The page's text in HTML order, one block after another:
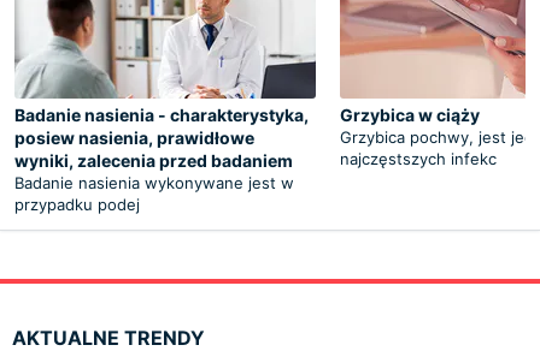
Badanie nasienia - charakterystyka,
posiew nasienia, prawidłowe
wyniki, zalecenia przed badaniem
Badanie nasienia wykonywane jest w
przypadku podej
Grzybica w ciąży
Grzybica pochwy, jest
najczęstszych infekc
AKTUALNE TRENDY